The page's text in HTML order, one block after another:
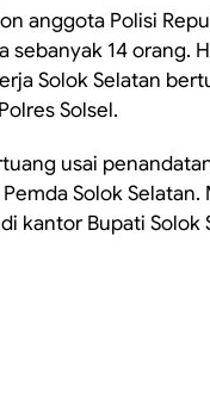
anggota Polisi
sebanyak 14 orang.
Solok Selatan
Solsel.
usai
Solok
kantor Bupati Solok